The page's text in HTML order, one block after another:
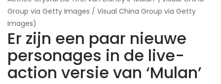
Group via Getty Images / Visual China Group via Getty
Images)
Er zijn een paar nieuwe
personages in de live-
action versie van ‘Mulan’